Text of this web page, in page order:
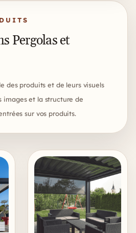
Pergolas et
des produits et de leurs visuels
images et la structure de
sur vos produits.